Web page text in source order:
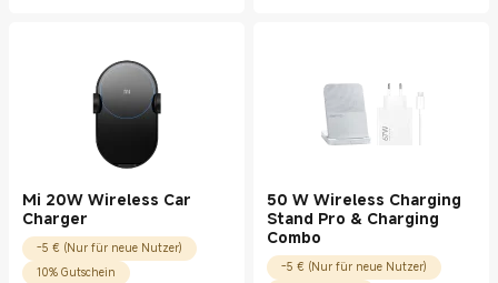
Mi 20W Wireless Car
Charger
-5 € (Nur für neue Nutzer)
10% Gutschein
50 W Wireless Charging
Stand Pro & Charging
Combo
-5 € (Nur für neue Nutzer)